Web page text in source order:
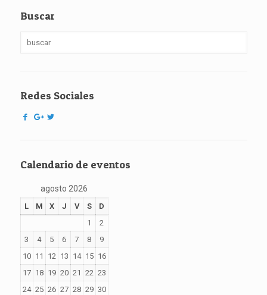
Buscar
Redes Sociales
Calendario de eventos
agosto 2026
L M X J V S
D
1
2
3
4 5 6 7 8
9
10 11 12 13 14 15 16
17 18 19 20 21 22 23
24 25 26 27 28 29 30